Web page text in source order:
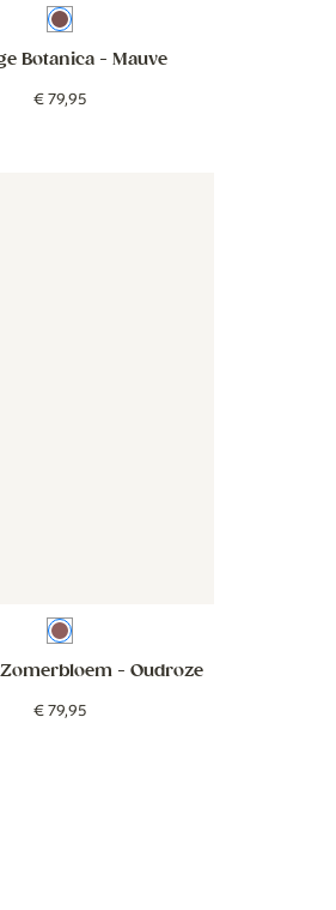
Mauve
Botanica - Mauve
€79,95
Oudroze
- Oudroze
€79,95